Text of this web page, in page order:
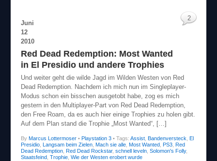
Juni
12
2010
Red Dead Redemption: Most Wanted
in El Presidio und andere Trophies
Und weiter geht die wilde Jagd im Wilden Westen von Red
Dead Redemption. Nachdem ich mich nun im Singleplayer-
Modus schon ein bisschen ausgetobt habe, zog es mich
gestern in den Multiplayer-Part von Red Dead Redemption,
den Free Roam, da es auch hier einige Trophies zu holen gibt.
Auf dem Plan stand die Trophie „Most Wanted“, […]
By Marcus Lottermoser• Playstation 3
2
• Tags: Assist, Bandenversteck El
Presidio, Langsam beim Zielen, Mach sie alle, Most Wanted, PS3, Red
Dead Redemption, Red Dead Rockstar, schnell leveln, Solomon's Folly,
Staatsfeind, Trophie, Wie der Westen erobert wurde